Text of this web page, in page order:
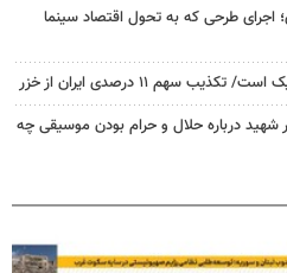
اجرای طرحی که به تحول اقتصاد سینما
سهم ۱۱ درصدی ایران از خزر
شهید درباره حلال و حرام بودن موسیقی چه